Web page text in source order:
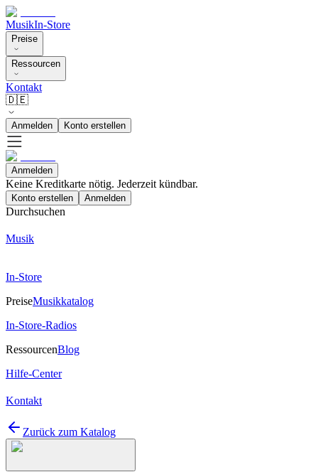
MusikIn-Store
Preise
Ressourcen
Kontakt
🇩🇪
Anmelden Konto erstellen
Anmelden
Keine Kreditkarte nötig. Jederzeit kündbar.
Konto erstellen Anmelden
Durchsuchen
Musik
In-Store
PreiseMusikkatalog
In-Store-Radios
RessourcenBlog
Hilfe-Center
Kontakt
Zurück zum Katalog